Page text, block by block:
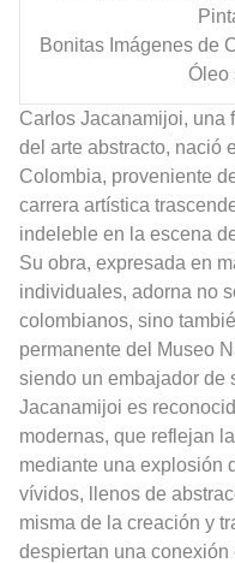
Bonitas Imágenes de
Óleo
Carlos Jacanamijoi, una
del arte abstracto, nació
Colombia, proveniente
carrera artística
indeleble en la escena
Su obra, expresada en
individuales, adorna no
colombianos, sino
permanente del Museo
siendo un embajador de
Jacanamijoi es
modernas, que reflejan
mediante una explosión
vívidos, llenos de
misma de la creación y
despiertan una conexión